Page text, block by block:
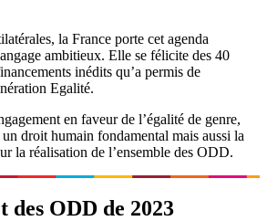
la France porte cet agenda
ambitieux. Elle se félicite des 40
inédits qu’a permis de
Egalité.
en faveur de l’égalité de genre,
un droit humain fondamental mais aussi la
la réalisation de l’ensemble des ODD.
des ODD de 2023